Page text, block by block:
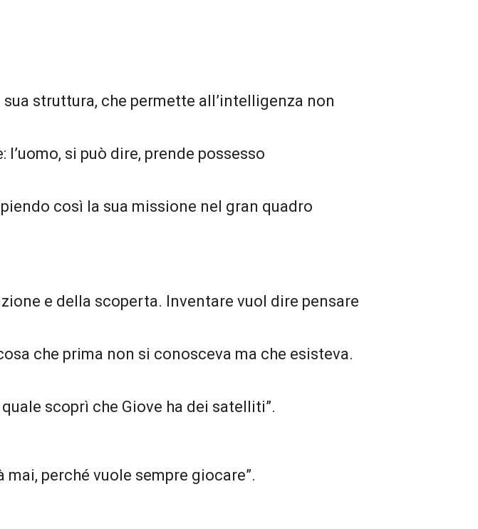
struttura, che permette all’intelligenza non
si può dire, prende possesso
così la sua missione nel gran quadro
e della scoperta. Inventare vuol dire pensare
che prima non si conosceva ma che esisteva.
scoprì che Giove ha dei satelliti”.
perché vuole sempre giocare”.